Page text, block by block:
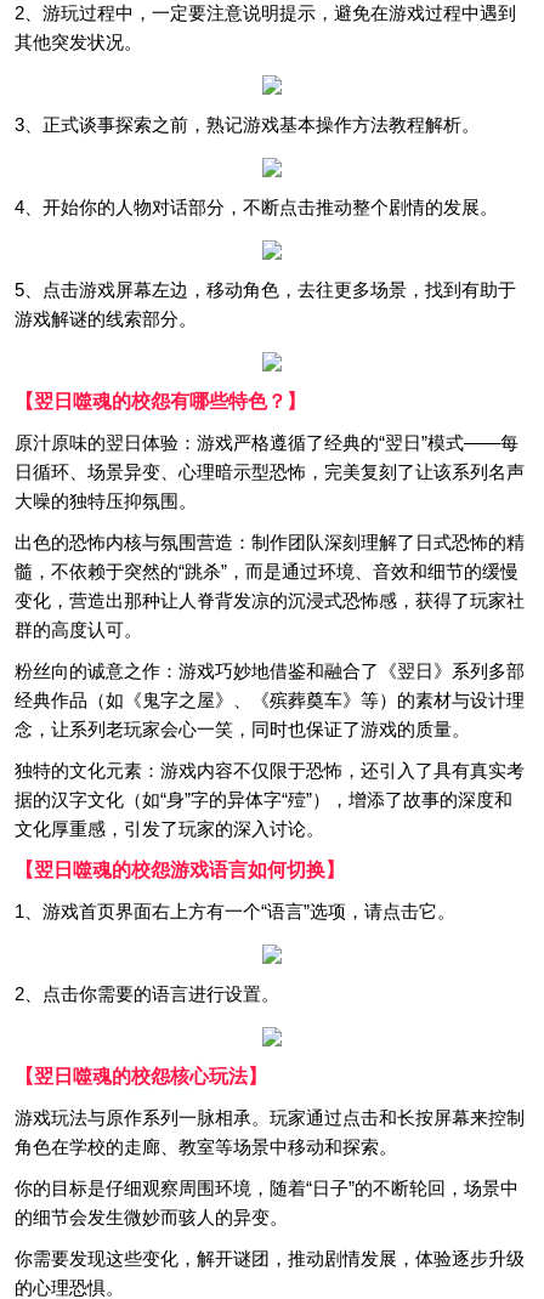
2、游玩过程中，一定要注意说明提示，避免在游戏过程中遇到
其他突发状况。
3、正式谈事探索之前，熟记游戏基本操作方法教程解析。
4、开始你的人物对话部分，不断点击推动整个剧情的发展。
5、点击游戏屏幕左边，移动角色，去往更多场景，找到有助于
游戏解谜的线索部分。
【翌日噬魂的校怨有哪些特色？】
原汁原味的翌日体验：游戏严格遵循了经典的“翌日”模式——每
日循环、场景异变、心理暗示型恐怖，完美复刻了让该系列名声
大噪的独特压抑氛围。
出色的恐怖内核与氛围营造：制作团队深刻理解了日式恐怖的精
髓，不依赖于突然的“跳杀”，而是通过环境、音效和细节的缓慢
变化，营造出那种让人脊背发凉的沉浸式恐怖感，获得了玩家社
群的高度认可。
粉丝向的诚意之作：游戏巧妙地借鉴和融合了《翌日》系列多部
经典作品（如《鬼字之屋》、《殡葬奠车》等）的素材与设计理
念，让系列老玩家会心一笑，同时也保证了游戏的质量。
独特的文化元素：游戏内容不仅限于恐怖，还引入了具有真实考
据的汉字文化（如“身”字的异体字“殪”），增添了故事的深度和
文化厚重感，引发了玩家的深入讨论。
【翌日噬魂的校怨游戏语言如何切换】
1、游戏首页界面右上方有一个“语言”选项，请点击它。
2、点击你需要的语言进行设置。
【翌日噬魂的校怨核心玩法】
游戏玩法与原作系列一脉相承。玩家通过点击和长按屏幕来控制
角色在学校的走廊、教室等场景中移动和探索。
你的目标是仔细观察周围环境，随着“日子”的不断轮回，场景中
的细节会发生微妙而骇人的异变。
你需要发现这些变化，解开谜团，推动剧情发展，体验逐步升级
的心理恐惧。